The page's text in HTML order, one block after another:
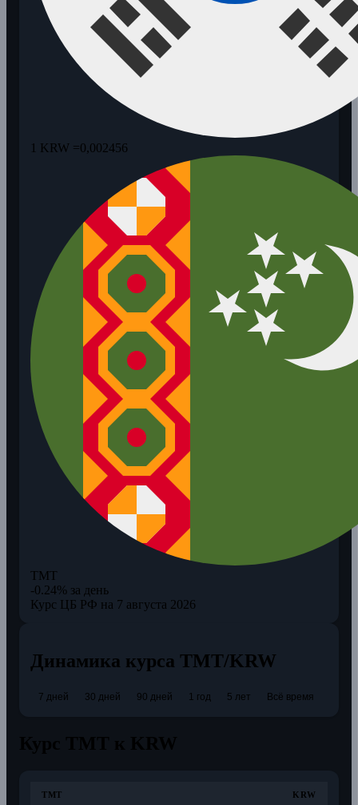
1 KRW =0,002456
TMT
-0.24% за день
Курс ЦБ РФ на 7 августа 2026
Динамика курса TMT/KRW
7 дней 30 дней 90 дней 1 год 5 лет Всё время
TMT KRW